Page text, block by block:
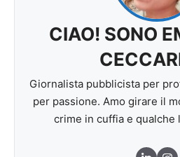
CIAO! SONO
Giornalista pubblicista per
per passione. Amo girare il
crime in cuffia e qualche